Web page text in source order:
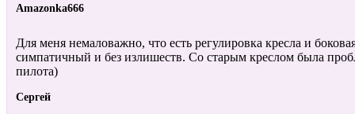
Amazonka666
Для меня немаловажно, что есть регулировка кресла и
симпатичный и без излишеств. Со старым креслом была
пилота)
Сергей